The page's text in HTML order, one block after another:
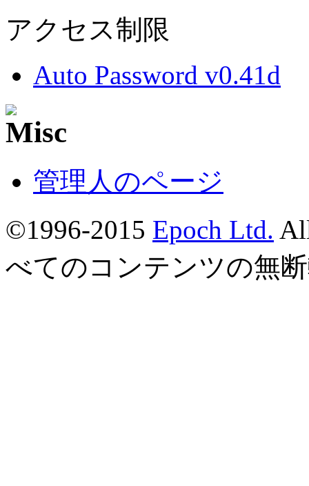
アクセス制限
Auto Password v0.41d
管理人のページ
©1996-2015 Epoch Ltd.
べてのコンテンツの無